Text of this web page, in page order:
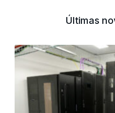
Últimas